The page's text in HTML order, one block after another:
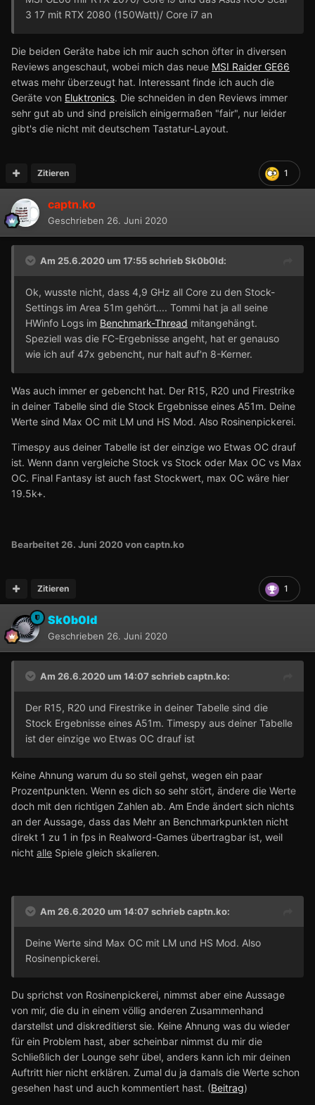
3 17 mit RTX 2080 (150Watt)/ Core i7 an
Die beiden Geräte habe ich mir auch schon öfter in diversen
Reviews angeschaut, wobei mich das neue MSI Raider GE66
etwas mehr überzeugt hat. Interessant finde ich auch die
Geräte von Eluktronics. Die schneiden in den Reviews immer
sehr gut ab und sind preislich einigermaßen "fair", nur leider
gibt's die nicht mit deutschem Tastatur-Layout.
1
Zitieren
captn.ko
Geschrieben 26. Juni 2020
Am 25.6.2020 um 17:55 schriebSk0b0ld:
Ok, wusste nicht, dass 4,9 GHz all Core zu den Stock-
Settings im Area 51m gehört.... Tommi hat ja all seine
HWinfo Logs im Benchmark-Thread mitangehängt.
Speziell was die FC-Ergebnisse angeht, hat er genauso
wie ich auf 47x gebencht, nur halt auf'n 8-Kerner.
Was auch immer er gebencht hat. Der R15, R20 und Firestrike
in deiner Tabelle sind die Stock Ergebnisse eines A51m. Deine
Werte sind Max OC mit LM und HS Mod. Also Rosinenpickerei.
Timespy aus deiner Tabelle ist der einzige wo Etwas OC drauf
ist. Wenn dann vergleiche Stock vs Stock oder Max OC vs Max
OC. Final Fantasy ist auch fast Stockwert, max OC wäre hier
19.5k+.
Bearbeitet 26. Juni 2020von captn.ko
1
Zitieren
Sk0b0ld
Geschrieben 26. Juni 2020
Am 26.6.2020 um 14:07 schriebcaptn.ko:
Der R15, R20 und Firestrike in deiner Tabelle sind die
Stock Ergebnisse eines A51m. Timespy aus deiner Tabelle
ist der einzige wo Etwas OC drauf ist
Keine Ahnung warum du so steil gehst, wegen ein paar
Prozentpunkten. Wenn es dich so sehr stört, ändere die Werte
doch mit den richtigen Zahlen ab. Am Ende ändert sich nichts
an der Aussage, dass das Mehr an Benchmarkpunkten nicht
direkt 1 zu 1 in fps in Realword-Games übertragbar ist, weil
nicht alle Spiele gleich skalieren.
Am 26.6.2020 um 14:07 schriebcaptn.ko:
Deine Werte sind Max OC mit LM und HS Mod. Also
Rosinenpickerei.
Du sprichst von Rosinenpickerei, nimmst aber eine Aussage
von mir, die du in einem völlig anderen Zusammenhand
darstellst und diskreditierst sie. Keine Ahnung was du wieder
für ein Problem hast, aber scheinbar nimmst du mir die
Schließlich der Lounge sehr übel, anders kann ich mir deinen
Auftritt hier nicht erklären. Zumal du ja damals die Werte schon
gesehen hast und auch kommentiert hast. (Beitrag)